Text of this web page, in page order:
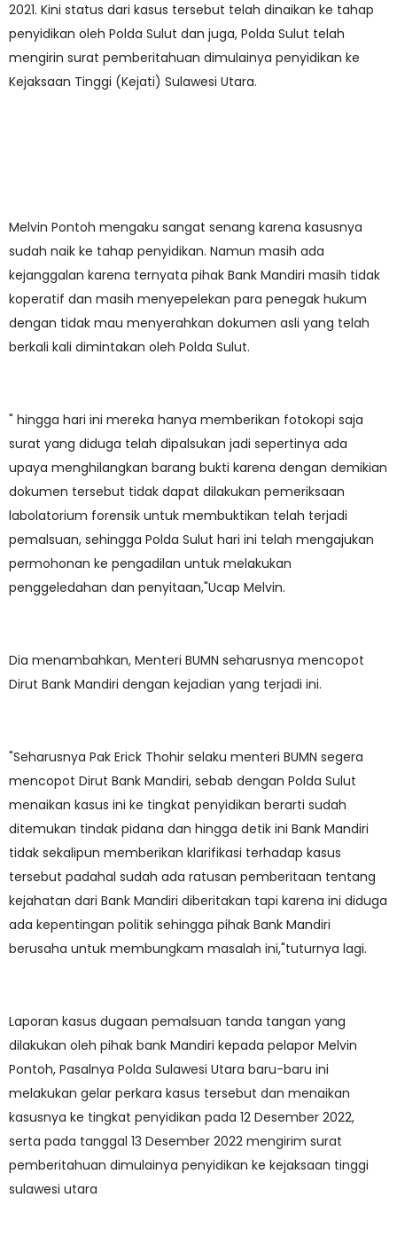
2021. Kini status dari kasus tersebut telah dinaikan ke tahap
penyidikan oleh Polda Sulut dan juga, Polda Sulut telah
mengirin surat pemberitahuan dimulainya penyidikan ke
Kejaksaan Tinggi (Kejati) Sulawesi Utara.
Melvin Pontoh mengaku sangat senang karena kasusnya
sudah naik ke tahap penyidikan. Namun masih ada
kejanggalan karena ternyata pihak Bank Mandiri masih tidak
koperatif dan masih menyepelekan para penegak hukum
dengan tidak mau menyerahkan dokumen asli yang telah
berkali kali dimintakan oleh Polda Sulut.
" hingga hari ini mereka hanya memberikan fotokopi saja
surat yang diduga telah dipalsukan jadi sepertinya ada
upaya menghilangkan barang bukti karena dengan demikian
dokumen tersebut tidak dapat dilakukan pemeriksaan
labolatorium forensik untuk membuktikan telah terjadi
pemalsuan, sehingga Polda Sulut hari ini telah mengajukan
permohonan ke pengadilan untuk melakukan
penggeledahan dan penyitaan,"Ucap Melvin.
Dia menambahkan, Menteri BUMN seharusnya mencopot
Dirut Bank Mandiri dengan kejadian yang terjadi ini.
"Seharusnya Pak Erick Thohir selaku menteri BUMN segera
mencopot Dirut Bank Mandiri, sebab dengan Polda Sulut
menaikan kasus ini ke tingkat penyidikan berarti sudah
ditemukan tindak pidana dan hingga detik ini Bank Mandiri
tidak sekalipun memberikan klarifikasi terhadap kasus
tersebut padahal sudah ada ratusan pemberitaan tentang
kejahatan dari Bank Mandiri diberitakan tapi karena ini diduga
ada kepentingan politik sehingga pihak Bank Mandiri
berusaha untuk membungkam masalah ini,"tuturnya lagi.
Laporan kasus dugaan pemalsuan tanda tangan yang
dilakukan oleh pihak bank Mandiri kepada pelapor Melvin
Pontoh, Pasalnya Polda Sulawesi Utara baru-baru ini
melakukan gelar perkara kasus tersebut dan menaikan
kasusnya ke tingkat penyidikan pada 12 Desember 2022,
serta pada tanggal 13 Desember 2022 mengirim surat
pemberitahuan dimulainya penyidikan ke kejaksaan tinggi
sulawesi utara